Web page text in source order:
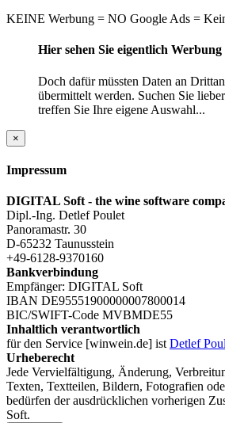
KEINE Werbung = NO Google Ads =
Hier sehen Sie eigentlich Werbung
Doch dafür müssten Daten an
übermittelt werden. Suchen Sie
treffen Sie Ihre eigene Auswahl...
×
Impressum
DIGITAL Soft - the wine software
Dipl.-Ing. Detlef Poulet
Panoramastr. 30
D-65232 Taunusstein
+49-6128-9370160
Bankverbindung
Empfänger: DIGITAL Soft
IBAN DE95551900000007800014
BIC/SWIFT-Code MVBMDE55
Inhaltlich verantwortlich
für den Service [winwein.de] ist Detlef
Urheberecht
Jede Vervielfältigung, Änderung,
Texten, Textteilen, Bildern, Fotografien
bedürfen der ausdrücklichen vorherigen
Soft.